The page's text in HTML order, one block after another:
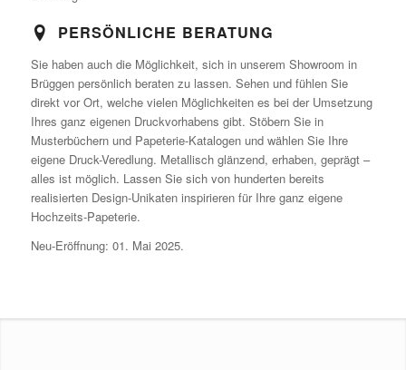
PERSÖNLICHE BERATUNG
Sie haben auch die Möglichkeit, sich in unserem Showroom in
Brüggen persönlich beraten zu lassen. Sehen und fühlen Sie
direkt vor Ort, welche vielen Möglichkeiten es bei der Umsetzung
Ihres ganz eigenen Druckvorhabens gibt. Stöbern Sie in
Musterbüchern und Papeterie-Katalogen und wählen Sie Ihre
eigene Druck-Veredlung. Metallisch glänzend, erhaben, geprägt –
alles ist möglich. Lassen Sie sich von hunderten bereits
realisierten Design-Unikaten inspirieren für Ihre ganz eigene
Hochzeits-Papeterie.
Neu-Eröffnung: 01. Mai 2025.